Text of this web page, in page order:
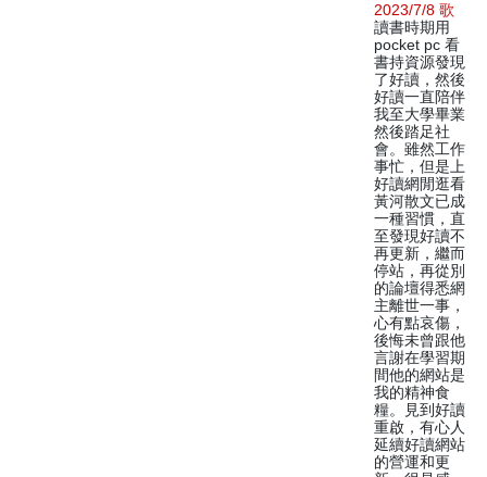
2023/7/8 歌
讀書時期用
pocket pc 看
書持資源發現
了好讀，然後
好讀一直陪伴
我至大學畢業
然後踏足社
會。雖然工作
事忙，但是上
好讀網閒逛看
黃河散文已成
一種習慣，直
至發現好讀不
再更新，繼而
停站，再從別
的論壇得悉網
主離世一事，
心有點哀傷，
後悔未曾跟他
言謝在學習期
間他的網站是
我的精神食
糧。見到好讀
重啟，有心人
延續好讀網站
的營運和更